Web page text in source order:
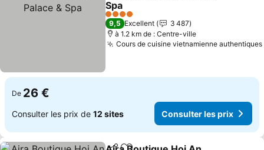
Spa
4 Étoiles
9,5 Excellent
3 487
à 1.2 km de : Centre-ville
Cours de cuisine vietnamienne authentiques
De 26 €
Consulter les prix de 12 sites Consulter les prix